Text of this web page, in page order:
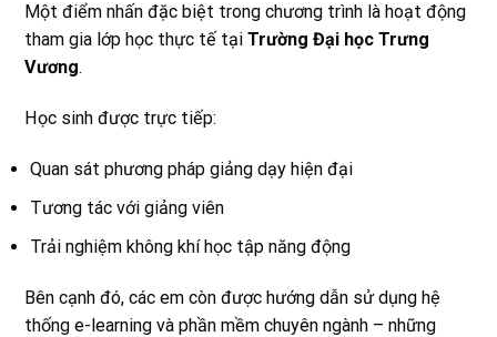
Một điểm nhấn đặc biệt trong chương trình là hoạt động
tham gia lớp học thực tế tại Trường Đại học Trưng
Vương.
Học sinh được trực tiếp:
Quan sát phương pháp giảng dạy hiện đại
Tương tác với giảng viên
Trải nghiệm không khí học tập năng động
Bên cạnh đó, các em còn được hướng dẫn sử dụng hệ
thống e-learning và phần mềm chuyên ngành – những